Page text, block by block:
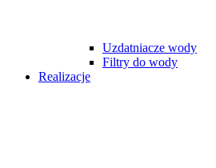
Uzdatniacze wody
Filtry do wody
Realizacje